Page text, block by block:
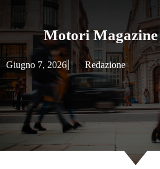
Motori Magazine
Giugno 7, 2026 Redazione